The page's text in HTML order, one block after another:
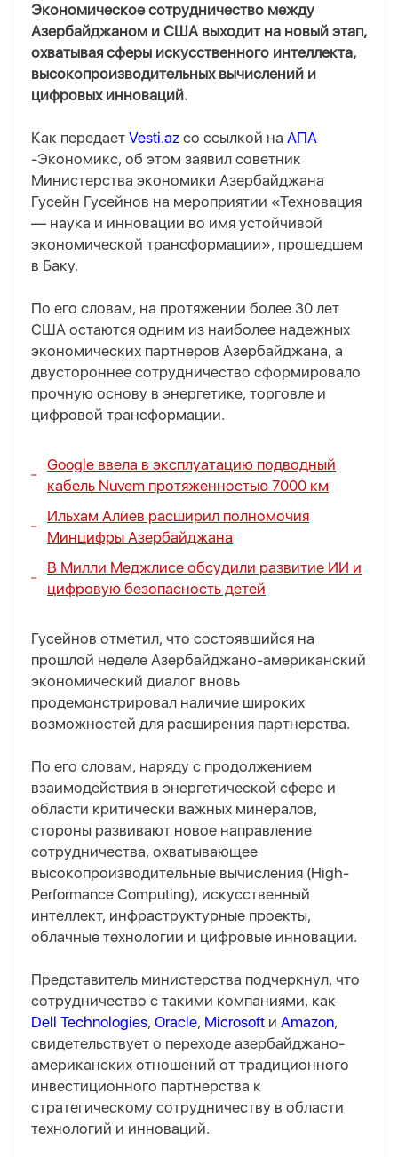
Экономическое сотрудничество между
Азербайджаном и США выходит на новый этап,
охватывая сферы искусственного интеллекта,
высокопроизводительных вычислений и
цифровых инноваций.
Как передает Vesti.az со ссылкой на АПА
-Экономикс, об этом заявил советник
Министерства экономики Азербайджана
Гусейн Гусейнов на мероприятии «Техновация
— наука и инновации во имя устойчивой
экономической трансформации», прошедшем
в Баку.
По его словам, на протяжении более 30 лет
США остаются одним из наиболее надежных
экономических партнеров Азербайджана, а
двустороннее сотрудничество сформировало
прочную основу в энергетике, торговле и
цифровой трансформации.
Google ввела в эксплуатацию подводный
кабель Nuvem протяженностью 7000 км
Ильхам Алиев расширил полномочия
Минцифры Азербайджана
В Милли Меджлисе обсудили развитие ИИ и
цифровую безопасность детей
Гусейнов отметил, что состоявшийся на
прошлой неделе Азербайджано-американский
экономический диалог вновь
продемонстрировал наличие широких
возможностей для расширения партнерства.
По его словам, наряду с продолжением
взаимодействия в энергетической сфере и
области критически важных минералов,
стороны развивают новое направление
сотрудничества, охватывающее
высокопроизводительные вычисления (High-
Performance Computing), искусственный
интеллект, инфраструктурные проекты,
облачные технологии и цифровые инновации.
Представитель министерства подчеркнул, что
сотрудничество с такими компаниями, как
Dell Technologies, Oracle, Microsoft и Amazon,
свидетельствует о переходе азербайджано-
американских отношений от традиционного
инвестиционного партнерства к
стратегическому сотрудничеству в области
технологий и инноваций.